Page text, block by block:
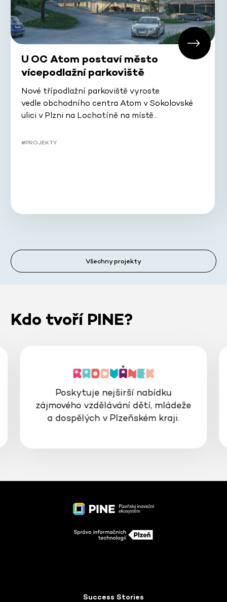
U OC Atom postaví město
vícepodlažní parkoviště
Nové třípodlažní parkoviště vyroste
vedle obchodního centra Atom v Sokolovské
ulici v Plzni na Lochotíně na místě…
#PROJEKTY
Všechny projekty
Kdo tvoří PINE?
Poskytuje nejširší nabídku
zájmového vzdělávání dětí, mládeže
a dospělých v Plzeňském kraji.
Success Stories